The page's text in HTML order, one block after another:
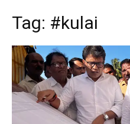
Tag: #kulai